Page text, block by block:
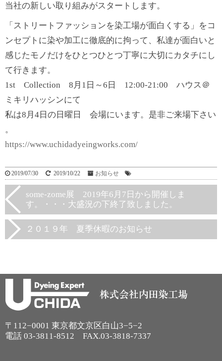
当社の新しい取り組みがスタートします。
「ストリートファッションを染工場が面白くする」をコ
ンセプトに染や加工に徹底的に拘って、私達が面白いと
感じたモノだけをひとつひとつ丁寧に大切にカタチにし
て行き ます。
1st Collection 8月1日～6日 12:00-21:00 ハウス＠
ミキリハッシンにて
私は8月4日の日曜日 会場にいます。是非ご来場下さい
。
https://www.uchidadyeingworks.com/
2019/07/30 2019/10/22 お知らせ
some-zome展 2019年6月7日から開催しま
す。・・・大盛況の下終了致しました。
２０１９年 夏季休暇のお知らせ
〒112−0001 東京都文京区白山3−5−2
電話 03-3811-8512 FAX.03-3818-7337